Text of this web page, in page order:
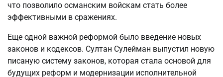
что позволило османским войскам стать более
эффективными в сражениях.
Еще одной важной реформой было введение новых
законов и кодексов. Султан Сулейман выпустил новую
писаную систему законов, которая стала основой для
будущих реформ и модернизации исполнительной